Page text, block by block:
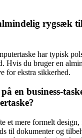
rygsæk
har typisk
Hvis du bruger en
for ekstra sikkerhed.
en business-
et mere formelt design,
til dokumenter og